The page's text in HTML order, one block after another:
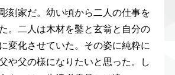
刻家だ。幼い頃から二人の仕事を
。二人は木材を鑿と玄翁と自分の
変化させていた。その姿に純粋に
や父の様になりたいと思った。し